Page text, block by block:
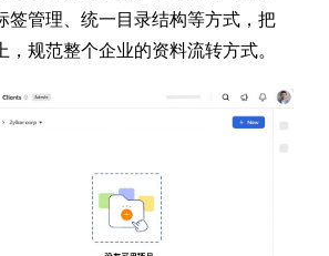
签管理、统一目录结构等方式，把
，规范整个企业的资料流转方式。